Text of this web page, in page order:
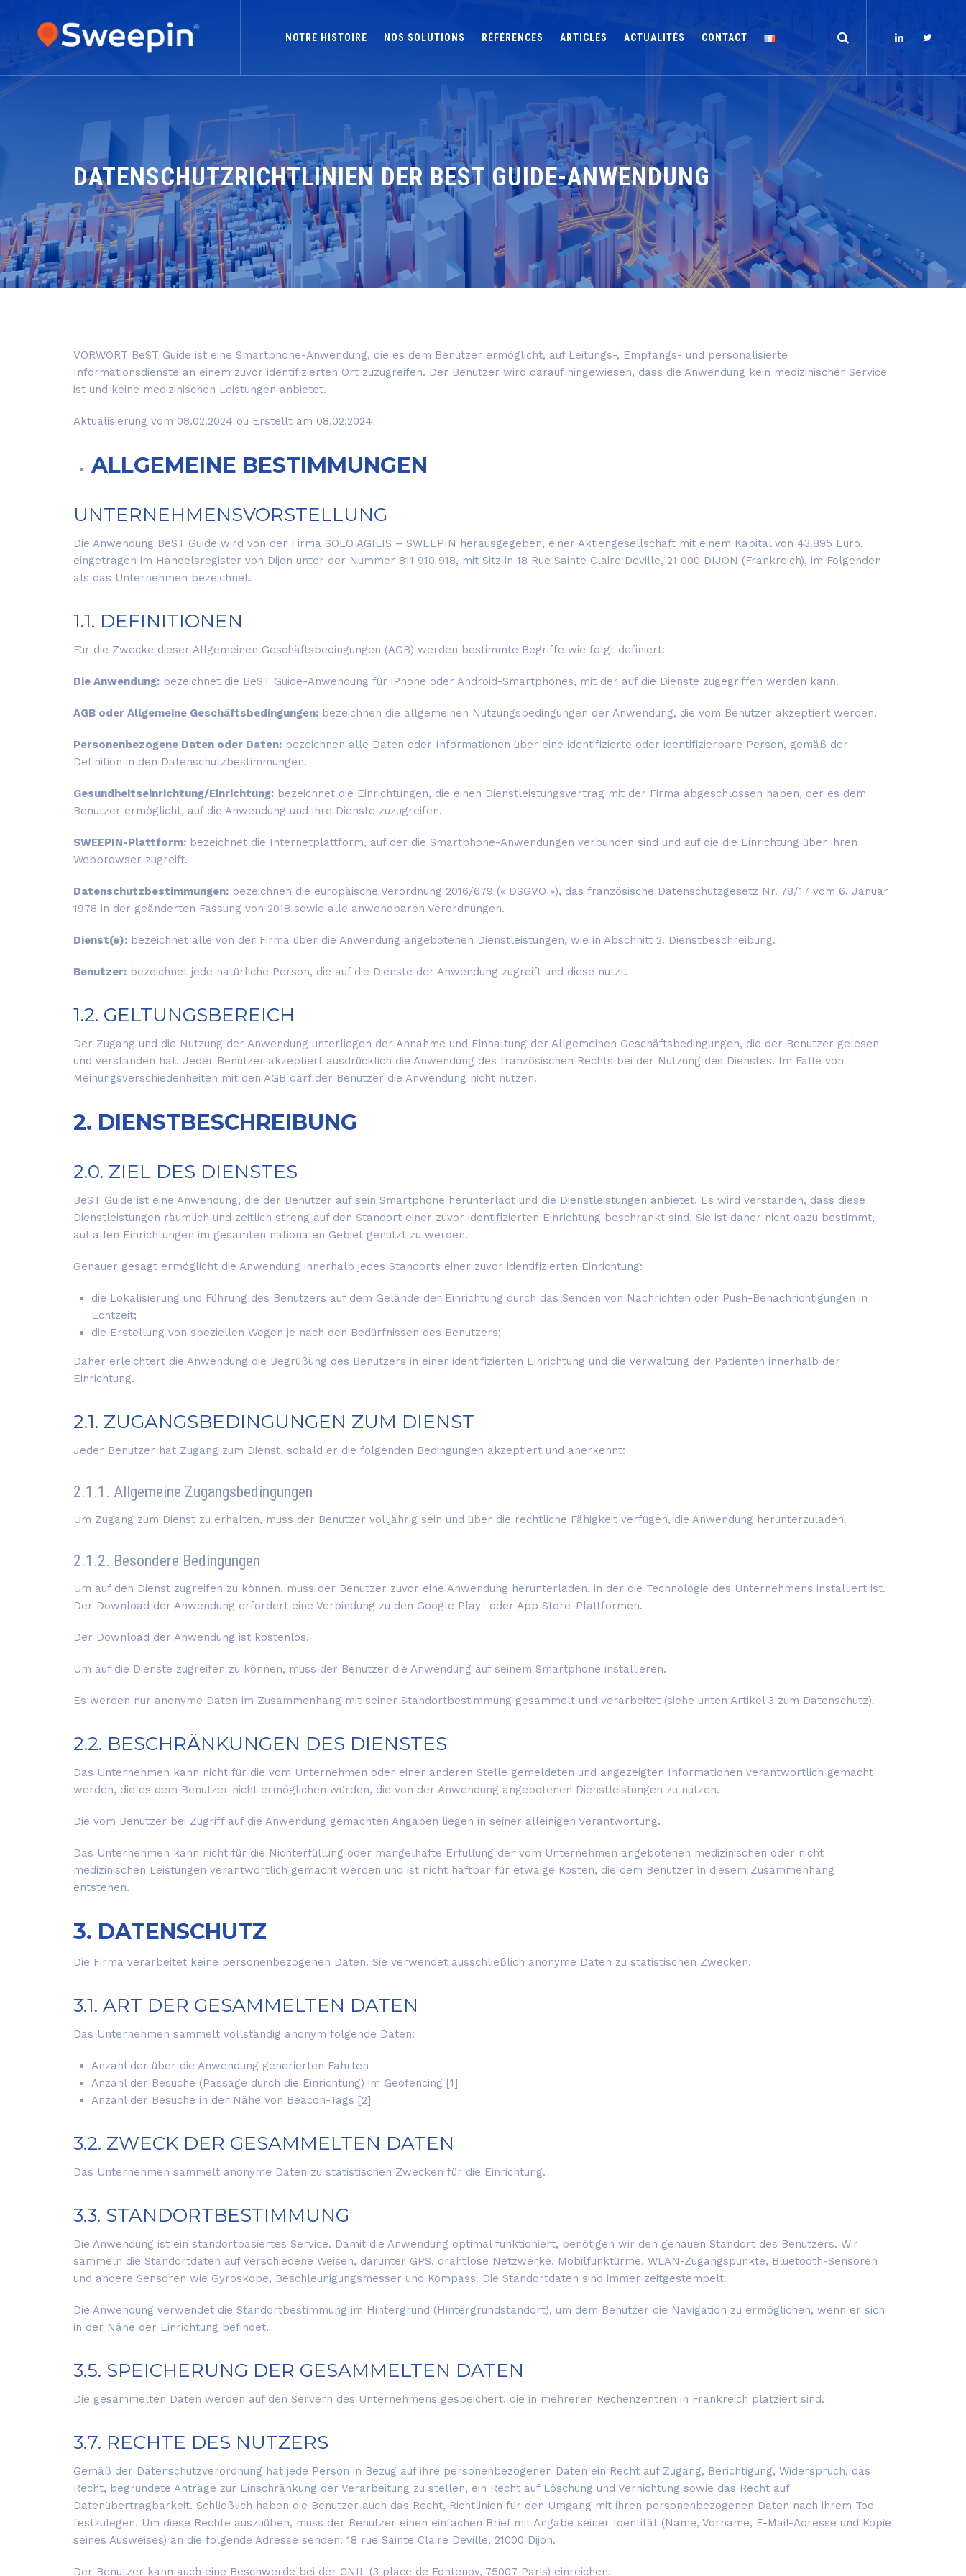
NOTRE HISTOIRE NOS SOLUTIONS RÉFÉRENCES ARTICLES ACTUALITÉS CONTACT
DATENSCHUTZRICHTLINIEN DER BEST GUIDE-ANWENDUNG
VORWORT BeST Guide ist eine Smartphone-Anwendung, die es dem Benutzer ermöglicht, auf Leitungs-, Empfangs- und personalisierte
Informationsdienste an einem zuvor identifizierten Ort zuzugreifen. Der Benutzer wird darauf hingewiesen, dass die Anwendung kein medizinischer Service
ist und keine medizinischen Leistungen anbietet.
Aktualisierung vom 08.02.2024 ou Erstellt am 08.02.2024
ALLGEMEINE BESTIMMUNGEN
UNTERNEHMENSVORSTELLUNG
Die Anwendung BeST Guide wird von der Firma SOLO AGILIS – SWEEPIN herausgegeben, einer Aktiengesellschaft mit einem Kapital von 43.895 Euro,
eingetragen im Handelsregister von Dijon unter der Nummer 811 910 918, mit Sitz in 18 Rue Sainte Claire Deville, 21 000 DIJON (Frankreich), im Folgenden
als das Unternehmen bezeichnet.
1.1. DEFINITIONEN
Für die Zwecke dieser Allgemeinen Geschäftsbedingungen (AGB) werden bestimmte Begriffe wie folgt definiert:
Die Anwendung: bezeichnet die BeST Guide-Anwendung für iPhone oder Android-Smartphones, mit der auf die Dienste zugegriffen werden kann.
AGB oder Allgemeine Geschäftsbedingungen: bezeichnen die allgemeinen Nutzungsbedingungen der Anwendung, die vom Benutzer akzeptiert werden.
Personenbezogene Daten oder Daten: bezeichnen alle Daten oder Informationen über eine identifizierte oder identifizierbare Person, gemäß der
Definition in den Datenschutzbestimmungen.
Gesundheitseinrichtung/Einrichtung: bezeichnet die Einrichtungen, die einen Dienstleistungsvertrag mit der Firma abgeschlossen haben, der es dem
Benutzer ermöglicht, auf die Anwendung und ihre Dienste zuzugreifen.
SWEEPIN-Plattform: bezeichnet die Internetplattform, auf der die Smartphone-Anwendungen verbunden sind und auf die die Einrichtung über ihren
Webbrowser zugreift.
Datenschutzbestimmungen: bezeichnen die europäische Verordnung 2016/679 (« DSGVO »), das französische Datenschutzgesetz Nr. 78/17 vom 6. Januar
1978 in der geänderten Fassung von 2018 sowie alle anwendbaren Verordnungen.
Dienst(e): bezeichnet alle von der Firma über die Anwendung angebotenen Dienstleistungen, wie in Abschnitt 2. Dienstbeschreibung.
Benutzer: bezeichnet jede natürliche Person, die auf die Dienste der Anwendung zugreift und diese nutzt.
1.2. GELTUNGSBEREICH
Der Zugang und die Nutzung der Anwendung unterliegen der Annahme und Einhaltung der Allgemeinen Geschäftsbedingungen, die der Benutzer gelesen
und verstanden hat. Jeder Benutzer akzeptiert ausdrücklich die Anwendung des französischen Rechts bei der Nutzung des Dienstes. Im Falle von
Meinungsverschiedenheiten mit den AGB darf der Benutzer die Anwendung nicht nutzen.
2. DIENSTBESCHREIBUNG
2.0. ZIEL DES DIENSTES
BeST Guide ist eine Anwendung, die der Benutzer auf sein Smartphone herunterlädt und die Dienstleistungen anbietet. Es wird verstanden, dass diese
Dienstleistungen räumlich und zeitlich streng auf den Standort einer zuvor identifizierten Einrichtung beschränkt sind. Sie ist daher nicht dazu bestimmt,
auf allen Einrichtungen im gesamten nationalen Gebiet genutzt zu werden.
Genauer gesagt ermöglicht die Anwendung innerhalb jedes Standorts einer zuvor identifizierten Einrichtung:
die Lokalisierung und Führung des Benutzers auf dem Gelände der Einrichtung durch das Senden von Nachrichten oder Push-Benachrichtigungen in
Echtzeit;
die Erstellung von speziellen Wegen je nach den Bedürfnissen des Benutzers;
Daher erleichtert die Anwendung die Begrüßung des Benutzers in einer identifizierten Einrichtung und die Verwaltung der Patienten innerhalb der
Einrichtung.
2.1. ZUGANGSBEDINGUNGEN ZUM DIENST
Jeder Benutzer hat Zugang zum Dienst, sobald er die folgenden Bedingungen akzeptiert und anerkennt:
2.1.1. Allgemeine Zugangsbedingungen
Um Zugang zum Dienst zu erhalten, muss der Benutzer volljährig sein und über die rechtliche Fähigkeit verfügen, die Anwendung herunterzuladen.
2.1.2. Besondere Bedingungen
Um auf den Dienst zugreifen zu können, muss der Benutzer zuvor eine Anwendung herunterladen, in der die Technologie des Unternehmens installiert ist.
Der Download der Anwendung erfordert eine Verbindung zu den Google Play- oder App Store-Plattformen.
Der Download der Anwendung ist kostenlos.
Um auf die Dienste zugreifen zu können, muss der Benutzer die Anwendung auf seinem Smartphone installieren.
Es werden nur anonyme Daten im Zusammenhang mit seiner Standortbestimmung gesammelt und verarbeitet (siehe unten Artikel 3 zum Datenschutz).
2.2. BESCHRÄNKUNGEN DES DIENSTES
Das Unternehmen kann nicht für die vom Unternehmen oder einer anderen Stelle gemeldeten und angezeigten Informationen verantwortlich gemacht
werden, die es dem Benutzer nicht ermöglichen würden, die von der Anwendung angebotenen Dienstleistungen zu nutzen.
Die vom Benutzer bei Zugriff auf die Anwendung gemachten Angaben liegen in seiner alleinigen Verantwortung.
Das Unternehmen kann nicht für die Nichterfüllung oder mangelhafte Erfüllung der vom Unternehmen angebotenen medizinischen oder nicht
medizinischen Leistungen verantwortlich gemacht werden und ist nicht haftbar für etwaige Kosten, die dem Benutzer in diesem Zusammenhang
entstehen.
3. DATENSCHUTZ
Die Firma verarbeitet keine personenbezogenen Daten. Sie verwendet ausschließlich anonyme Daten zu statistischen Zwecken.
3.1. ART DER GESAMMELTEN DATEN
Das Unternehmen sammelt vollständig anonym folgende Daten:
Anzahl der über die Anwendung generierten Fahrten
Anzahl der Besuche (Passage durch die Einrichtung) im Geofencing [1]
Anzahl der Besuche in der Nähe von Beacon-Tags [2]
3.2. ZWECK DER GESAMMELTEN DATEN
Das Unternehmen sammelt anonyme Daten zu statistischen Zwecken für die Einrichtung.
3.3. STANDORTBESTIMMUNG
Die Anwendung ist ein standortbasiertes Service. Damit die Anwendung optimal funktioniert, benötigen wir den genauen Standort des Benutzers. Wir
sammeln die Standortdaten auf verschiedene Weisen, darunter GPS, drahtlose Netzwerke, Mobilfunktürme, WLAN-Zugangspunkte, Bluetooth-Sensoren
und andere Sensoren wie Gyroskope, Beschleunigungsmesser und Kompass. Die Standortdaten sind immer zeitgestempelt.
Die Anwendung verwendet die Standortbestimmung im Hintergrund (Hintergrundstandort), um dem Benutzer die Navigation zu ermöglichen, wenn er sich
in der Nähe der Einrichtung befindet.
3.5. SPEICHERUNG DER GESAMMELTEN DATEN
Die gesammelten Daten werden auf den Servern des Unternehmens gespeichert, die in mehreren Rechenzentren in Frankreich platziert sind.
3.7. RECHTE DES NUTZERS
Gemäß der Datenschutzverordnung hat jede Person in Bezug auf ihre personenbezogenen Daten ein Recht auf Zugang, Berichtigung, Widerspruch, das
Recht, begründete Anträge zur Einschränkung der Verarbeitung zu stellen, ein Recht auf Löschung und Vernichtung sowie das Recht auf
Datenübertragbarkeit. Schließlich haben die Benutzer auch das Recht, Richtlinien für den Umgang mit ihren personenbezogenen Daten nach ihrem Tod
festzulegen. Um diese Rechte auszuüben, muss der Benutzer einen einfachen Brief mit Angabe seiner Identität (Name, Vorname, E-Mail-Adresse und Kopie
seines Ausweises) an die folgende Adresse senden: 18 rue Sainte Claire Deville, 21000 Dijon.
Der Benutzer kann auch eine Beschwerde bei der CNIL (3 place de Fontenoy, 75007 Paris) einreichen.